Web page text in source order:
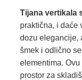
Tijana vertikala
praktična, i daće
dozu elegancije,
šmek i odlično
elementima.
prostor za